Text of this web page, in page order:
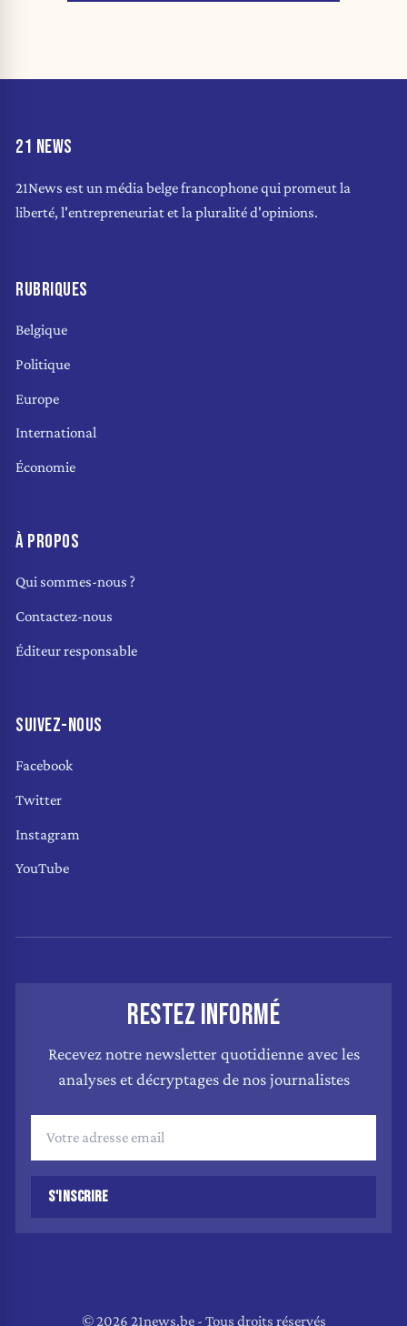
21 NEWS
21News est un média belge francophone qui promeut la
liberté, l'entrepreneuriat et la pluralité d'opinions.
RUBRIQUES
Belgique
Politique
Europe
International
Économie
À PROPOS
Qui sommes-nous ?
Contactez-nous
Éditeur responsable
SUIVEZ-NOUS
Facebook
Twitter
Instagram
YouTube
RESTEZ INFORMÉ
Recevez notre newsletter quotidienne avec les
analyses et décryptages de nos journalistes
S'INSCRIRE
© 2026 21news.be - Tous droits réservés